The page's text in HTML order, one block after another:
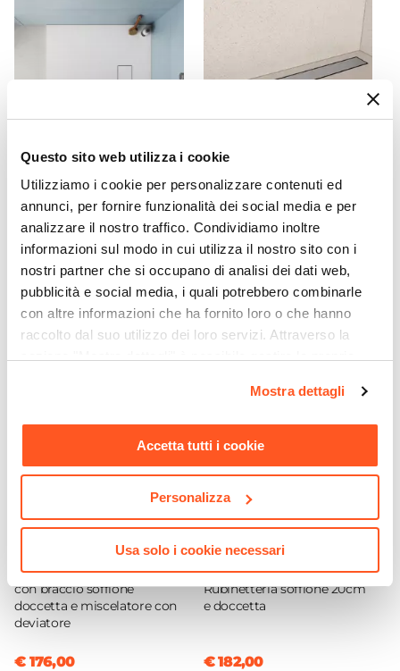
Questo sito web utilizza i cookie
Utilizziamo i cookie per personalizzare contenuti ed
annunci, per fornire funzionalità dei social media e per
analizzare il nostro traffico. Condividiamo inoltre
informazioni sul modo in cui utilizza il nostro sito con i
nostri partner che si occupano di analisi dei dati web,
pubblicità e social media, i quali potrebbero combinarle
con altre informazioni che ha fornito loro o che hanno
raccolto dal suo utilizzo dei loro servizi. Attraverso la
momento. Per maggiori informazioni si invita a leggere la
Mostra dettagli
Accetta tutti i cookie
Personalizza
Usa solo i cookie necessari
Dimensione Entrata
Vetro temperato
Finitura Anta
Opaco
Anticalcare
Si
Spessore Anta
6 mm
Materiale Profilo
Colore Maniglie O Pomelli
Braccio Di Sostegno
Magnetica
Installazione
CODICE:RK88B
Piatto doccia 80x80 cm
ultraslim riducibile bianco
effetto pietra - Rok
€ 77,01
CODICE:CNL5A
Canalina doccia 50 cm
cover in acciaio inox -
Stiletto
€ 56,00
CODICE:GUNDC
Composizione doccia
Jacuzzi - Rubinetteria Gun
con braccio soffione
doccetta e miscelatore con
deviatore
€ 176,00
CODICE:CAROLINA
Colonna doccia
termostatica Jacuzzi -
Rubinetteria soffione 20cm
e doccetta
€ 182,00